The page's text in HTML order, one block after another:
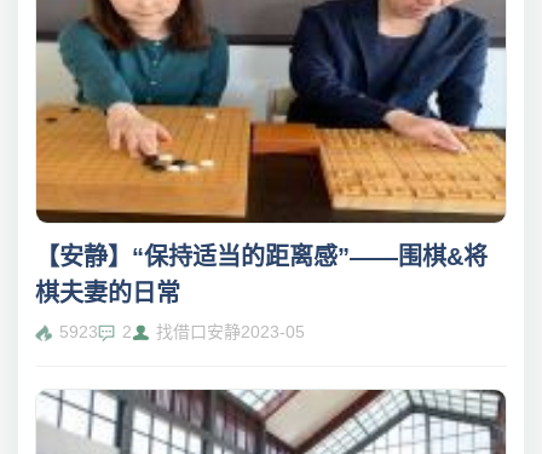
【安静】“保持适当的距离感”——围棋&将
棋夫妻的日常
5923 2 找借口安静2023-05